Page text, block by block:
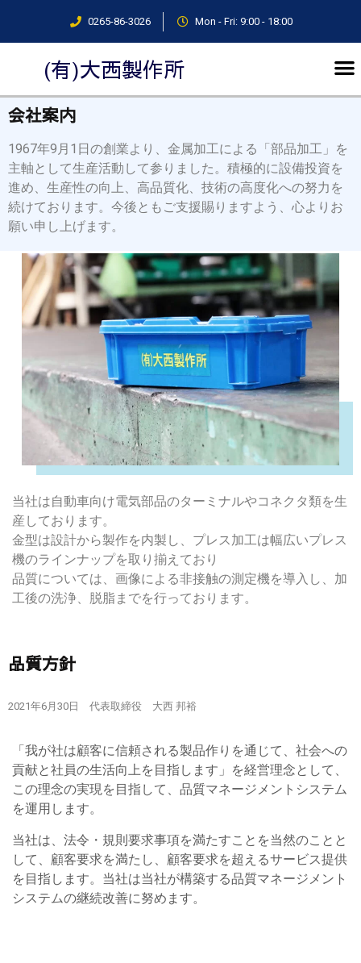
0265-86-3026 Mon - Fri: 9:00 - 18:00
(有)大西製作所
会社案内
1967年9月1日の創業より、金属加工による「部品加工」を
主軸として生産活動して参りました。積極的に設備投資を
進め、生産性の向上、高品質化、技術の高度化への努力を
続けております。今後ともご支援賜りますよう、心よりお
願い申し上げます。
当社は自動車向け電気部品のターミナルやコネクタ類を生
産しております。
金型は設計から製作を内製し、プレス加工は幅広いプレス
機のラインナップを取り揃えており
品質については、画像による非接触の測定機を導入し、加
工後の洗浄、脱脂までを行っております。
品質方針
2021年6月30日 代表取締役 大西 邦裕
「我が社は顧客に信頼される製品作りを通じて、社会への
貢献と社員の生活向上を目指します」を経営理念として、
この理念の実現を目指して、品質マネージメントシステム
を運用します。
当社は、法令・規則要求事項を満たすことを当然のことと
して、顧客要求を満たし、顧客要求を超えるサービス提供
を目指します。当社は当社が構築する品質マネージメント
システムの継続改善に努めます。